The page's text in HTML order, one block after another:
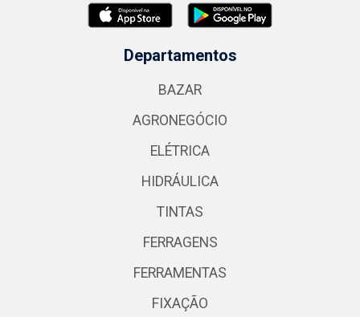
Departamentos
BAZAR
AGRONEGÓCIO
ELÉTRICA
HIDRÁULICA
TINTAS
FERRAGENS
FERRAMENTAS
FIXAÇÃO